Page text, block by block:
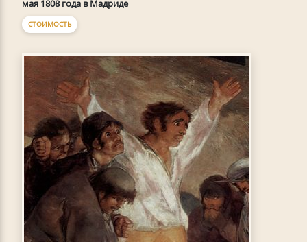
мая 1808 года в Мадриде
СТОИМОСТЬ